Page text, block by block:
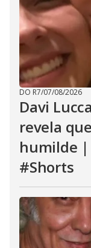
DO R7/07/08/2026
Davi
revela
humilde |
#Shorts